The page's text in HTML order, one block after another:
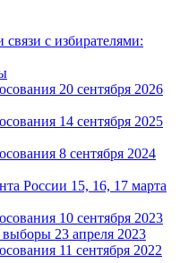
с избирателями:
20 сентября 2026
14 сентября 2025
8 сентября 2024
России 15, 16, 17 марта
10 сентября 2023
23 апреля 2023
11 сентября 2022